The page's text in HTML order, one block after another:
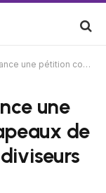
de la fierté « laids » et « diviseurs » à Londres
une
de